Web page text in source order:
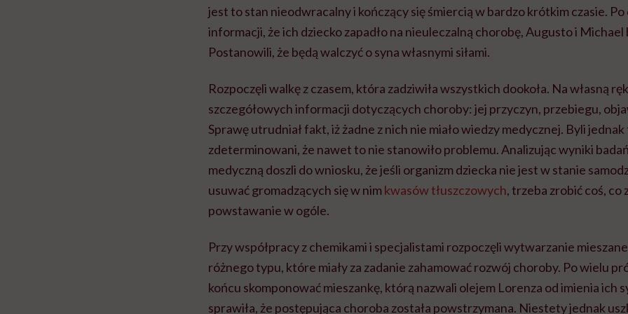
jest to stan nieodwracalny i kończący się śmiercią w bardzo krótkim czasie.
informacji, że ich dziecko zapadło na nieuleczalną chorobę, Augusto i
Postanowili, że będą walczyć o syna własnymi siłami.
Rozpoczęli walkę z czasem, która zadziwiła wszystkich dookoła. Na własną
szczegółowych informacji dotyczących choroby: jej przyczyn, przebiegu,
Sprawę utrudniał fakt, iż żadne z nich nie miało wiedzy medycznej. Byli jednak
zdeterminowani, że nawet to nie stanowiło problemu. Analizując wyniki
medyczną doszli do wniosku, że jeśli organizm dziecka nie jest w stanie
usuwać gromadzących się w nimkwasów tłuszczowych, trzeba zrobić coś, co
powstawanie w ogóle.
Przy współpracy z chemikami i specjalistami rozpoczęli wytwarzanie
różnego typu, które miały za zadanie zahamować rozwój choroby. Po wielu
końcu skomponować mieszankę, którą nazwali olejem Lorenza od imienia ich
sprawiła, że postępująca choroba została powstrzymana. Niestety jednak